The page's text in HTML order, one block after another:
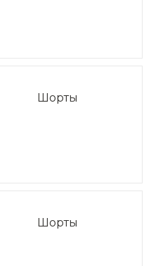
Шорты
Шорты